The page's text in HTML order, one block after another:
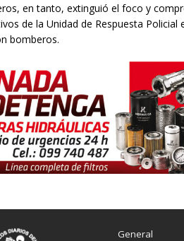
en tanto, extinguió el foco y
de la Unidad de Respuesta
bomberos.
General